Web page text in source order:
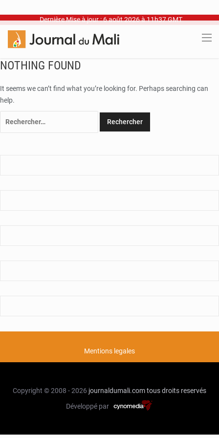
Dernière Mise à jour : 6 août 2026 à 11h37 GMT
NOTHING FOUND
It seems we can’t find what you’re looking for. Perhaps searching can
help.
Mentions legales
Copyright © 2008 - 2026 journaldumali.comtous droits reservés
Développé par